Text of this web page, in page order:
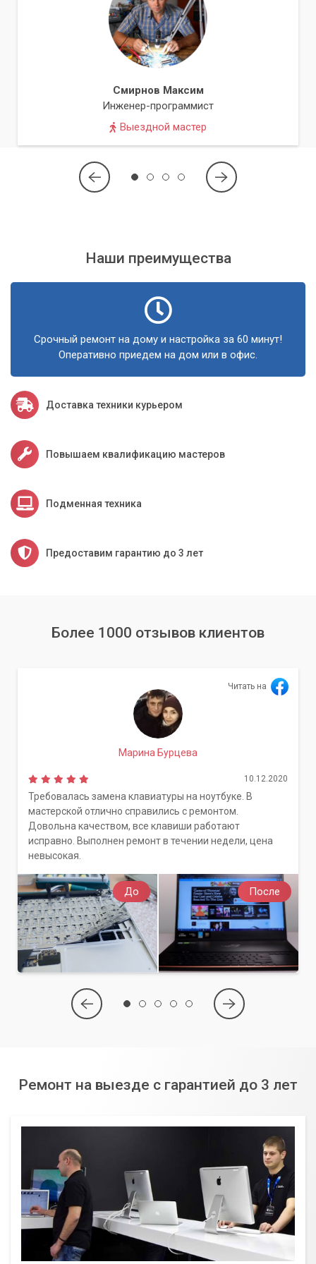
предлагаем индивидуальный подход к каждому клиенту,
прозрачное ценообразование и гарантию на все
выполненные работы.
Наша команда состоит из опытных и сертифицированных
сетевых технологиях и серверных решениях. Мы постоянно
совершенствуем свои знания и навыки, чтобы предлагать
вам самые актуальные и эффективные решения.
подключением серверного оборудования
Смирнов Максим
Инженер-программист
Выездной мастер
Наши преимущества
Срочный ремонт на дому и настройка за 60 минут!
Оперативно приедем на дом или в офис.
Доставка техники курьером
Повышаем квалификацию мастеров
Подменная техника
Предоставим гарантию до 3 лет
Более 1000 отзывов клиентов
До После
Читать на
Марина Бурцева
10.12.2020
Требовалась замена клавиатуры на ноутбуке. В
мастерской отлично справились с ремонтом.
Довольна качеством, все клавиши работают
исправно. Выполнен ремонт в течении недели, цена
невысокая.
Ремонт на выезде с гарантией до 3 лет